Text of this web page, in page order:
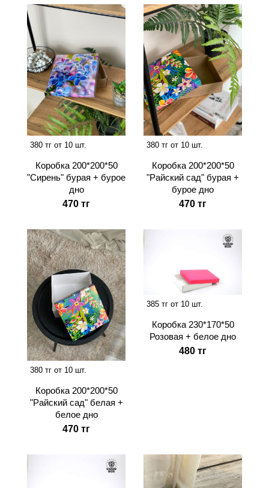
380 тг от 10 шт.
Коробка 200*200*50
"Сирень" бурая + бурое
дно
470 тг
380 тг от 10 шт.
Коробка 200*200*50
"Райский сад" бурая +
бурое дно
470 тг
380 тг от 10 шт.
Коробка 200*200*50
"Райский сад" белая +
белое дно
470 тг
385 тг от 10 шт.
Коробка 230*170*50
Розовая + белое дно
480 тг